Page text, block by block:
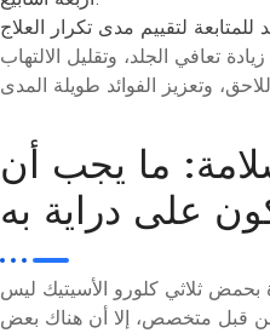
تعافي الجلد، وتقليل الالتهاب
ما يجب أن
على دراية به
ثلاثي كلورو الأسيتيك ليس
قبل متخصص، إلا أن هناك بعض